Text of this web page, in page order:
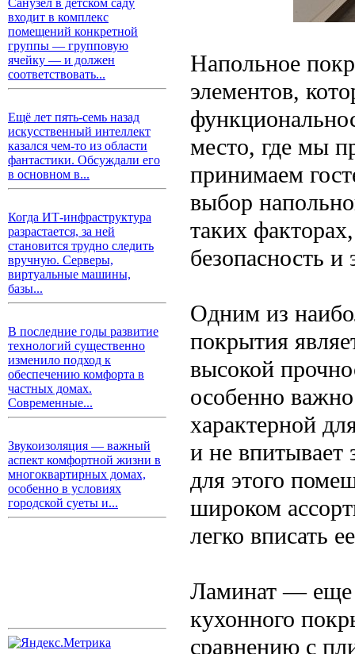
Санузел в детском саду
входит в комплекс
помещений конкретной
группы — групповую
ячейку — и должен
соответствовать...
Ещё лет пять-семь назад
искусственный интеллект
казался чем-то из области
фантастики. Обсуждали его
в основном в...
Когда ИТ-инфраструктура
разрастается, за ней
становится трудно следить
вручную. Серверы,
виртуальные машины,
базы...
В последние годы развитие
технологий существенно
изменило подход к
обеспечению комфорта в
частных домах.
Современные...
Звукоизоляция — важный
аспект комфортной жизни в
многоквартирных домах,
особенно в условиях
городской суеты и...
Напольное
элементов,
место, где мы
принимаем
выбор
таких
безопасность и
Одним из
покрытия
высокой
особенно
характерной
и не впитывает
для этого
широком
легко вписать
Ламинат — еще
кухонного
сравнению с